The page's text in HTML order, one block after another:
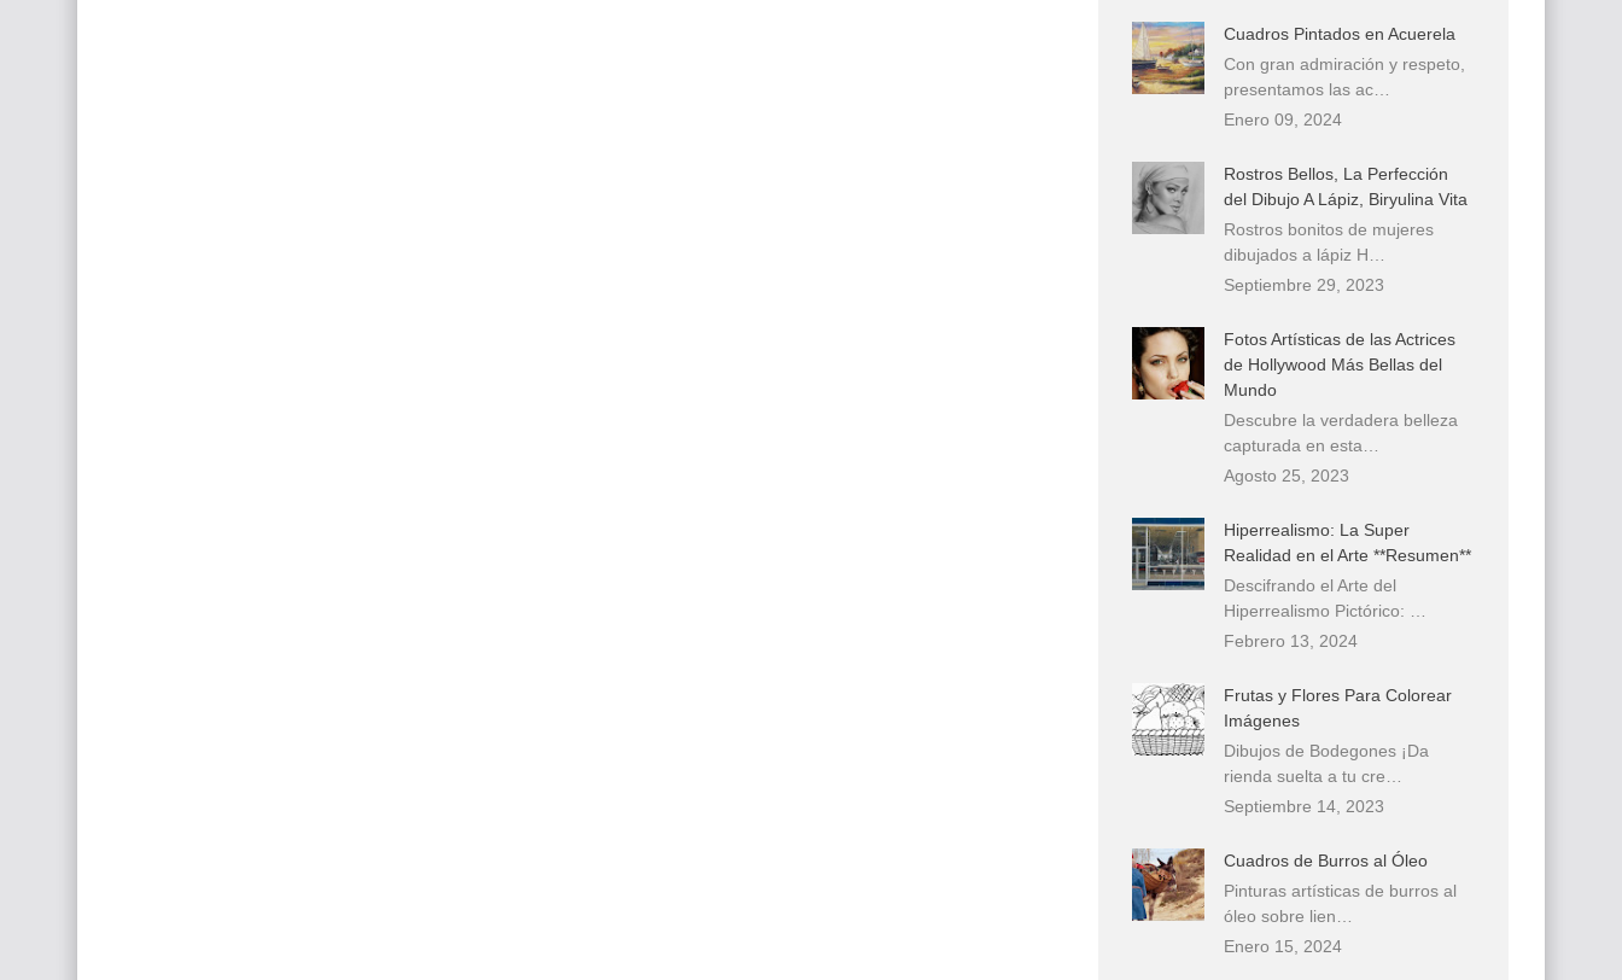
Cuadros Pintados en Acuerela
Con gran admiración y respeto,
presentamos las ac…
Enero 09, 2024
Rostros Bellos, La Perfección
del Dibujo A Lápiz, Biryulina Vita
Rostros bonitos de mujeres
dibujados a lápiz H…
Septiembre 29, 2023
Fotos Artísticas de las Actrices
de Hollywood Más Bellas del
Mundo
Descubre la verdadera belleza
capturada en esta…
Agosto 25, 2023
Hiperrealismo: La Super
Realidad en el Arte **Resumen**
Descifrando el Arte del
Hiperrealismo Pictórico: …
Febrero 13, 2024
Frutas y Flores Para Colorear
Imágenes
Dibujos de Bodegones ¡Da
rienda suelta a tu cre…
Septiembre 14, 2023
Cuadros de Burros al Óleo
Pinturas artísticas de burros al
óleo sobre lien…
Enero 15, 2024